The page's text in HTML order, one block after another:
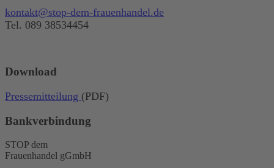
kontakt@stop-dem-frauenhandel.de
Tel. 089 38534454
Download
Pressemitteilung (PDF)
Bankverbindung
STOP dem
Frauenhandel gGmbH